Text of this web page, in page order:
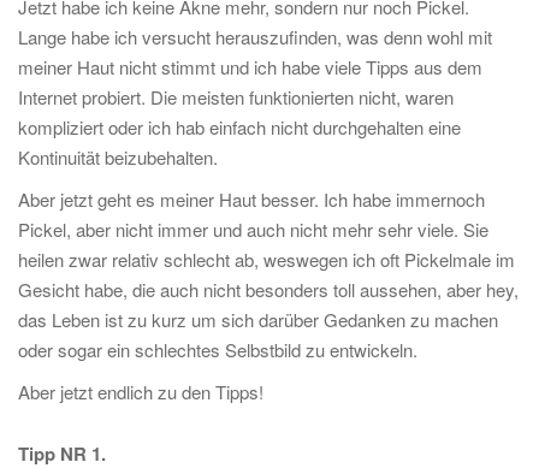
Jetzt habe ich keine Akne mehr, sondern nur noch Pickel.
Lange habe ich versucht herauszufinden, was denn wohl mit
meiner Haut nicht stimmt und ich habe viele Tipps aus dem
Internet probiert. Die meisten funktionierten nicht, waren
kompliziert oder ich hab einfach nicht durchgehalten eine
Kontinuität beizubehalten.
Aber jetzt geht es meiner Haut besser. Ich habe immernoch
Pickel, aber nicht immer und auch nicht mehr sehr viele. Sie
heilen zwar relativ schlecht ab, weswegen ich oft Pickelmale im
Gesicht habe, die auch nicht besonders toll aussehen, aber hey,
das Leben ist zu kurz um sich darüber Gedanken zu machen
oder sogar ein schlechtes Selbstbild zu entwickeln.
Aber jetzt endlich zu den Tipps!
Tipp NR 1.